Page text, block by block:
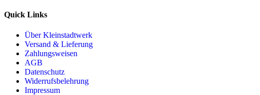
Quick Links
Über Kleinstadtwerk
Versand & Lieferung
Zahlungsweisen
AGB
Datenschutz
Widerrufsbelehrung
Impressum